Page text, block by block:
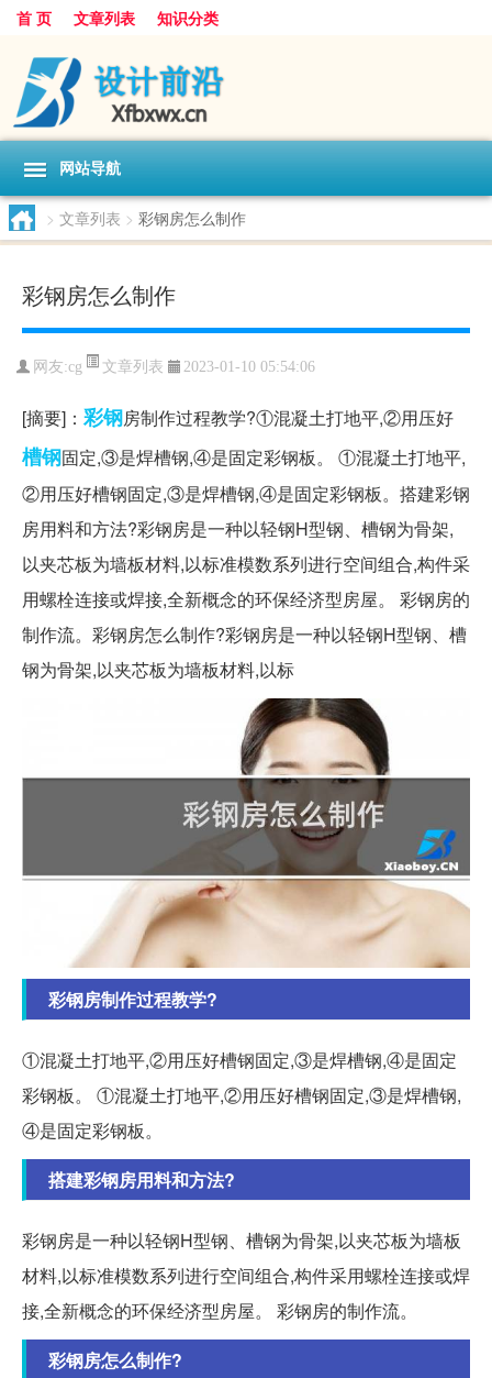
首 页 文章列表 知识分类
网站导航
> 文章列表 > 彩钢房怎么制作
彩钢房怎么制作
网友:cg 文章列表 2023-01-10 05:54:06
[摘要]： 彩钢房制作过程教学?①混凝土打地平,②用压好
槽钢固定,③是焊槽钢,④是固定彩钢板。 ①混凝土打地平,
②用压好槽钢固定,③是焊槽钢,④是固定彩钢板。搭建彩钢
房用料和方法?彩钢房是一种以轻钢H型钢、槽钢为骨架,
以夹芯板为墙板材料,以标准模数系列进行空间组合,构件采
用螺栓连接或焊接,全新概念的环保经济型房屋。 彩钢房的
制作流。彩钢房怎么制作?彩钢房是一种以轻钢H型钢、槽
钢为骨架,以夹芯板为墙板材料,以标
彩钢房制作过程教学?
①混凝土打地平,②用压好槽钢固定,③是焊槽钢,④是固定
彩钢板。 ①混凝土打地平,②用压好槽钢固定,③是焊槽钢,
④是固定彩钢板。
搭建彩钢房用料和方法?
彩钢房是一种以轻钢H型钢、槽钢为骨架,以夹芯板为墙板
材料,以标准模数系列进行空间组合,构件采用螺栓连接或焊
接,全新概念的环保经济型房屋。 彩钢房的制作流。
彩钢房怎么制作?